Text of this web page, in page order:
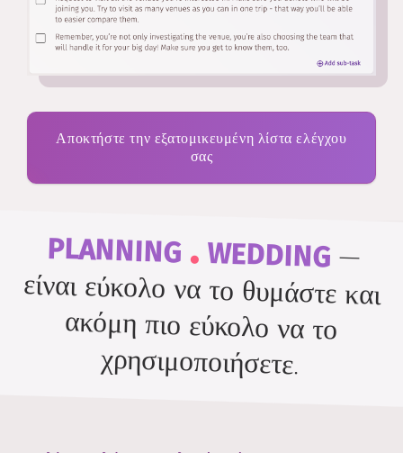
Αποκτήστε την εξατομικευμένη λίστα ελέγχου
σας
PLANNING . WEDDING—
είναι εύκολο να το θυμάστε και
ακόμη πιο εύκολο να το
χρησιμοποιήσετε.